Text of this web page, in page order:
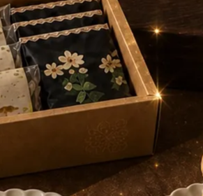
點一滴牽引出碩果纍纍至成熟化蜜的綻
著Ponpie經典的手作水果塔與百年前